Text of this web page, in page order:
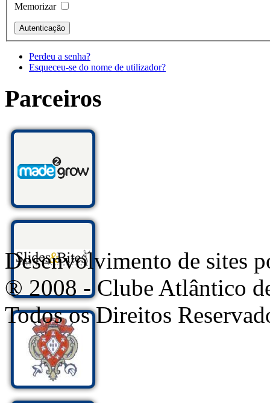
Memorizar
Perdeu a senha?
Esqueceu-se do nome de utilizador?
Parceiros
Desenvolvimento de sites
® 2008 - Clube Atlântico
Todos os Direitos